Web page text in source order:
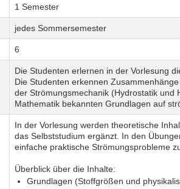
1 Semester
jedes Sommersemester
6
Die Studenten erlernen in der Vorlesung
Die Studenten erkennen
der Strömungsmechanik (Hydrostatik und
Mathematik bekannten Grundlagen auf
In der Vorlesung werden theoretische
das Selbststudium ergänzt. In den
einfache praktische Strömungsprobleme
Überblick über die Inhalte:
Grundlagen (Stoffgrößen und